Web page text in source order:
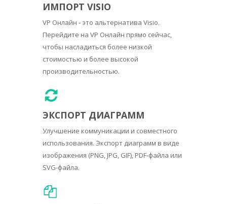
ИМПОРТ VISIO
VP Онлайн - это альтернатива Visio.
Перейдите на VP Онлайн прямо сейчас,
чтобы насладиться более низкой
стоимостью и более высокой
производительностью.
ЭКСПОРТ ДИАГРАММ
Улучшение коммуникации и совместного
использования. Экспорт диаграмм в виде
изображения (PNG, JPG, GIF), PDF-файла или
SVG-файла.